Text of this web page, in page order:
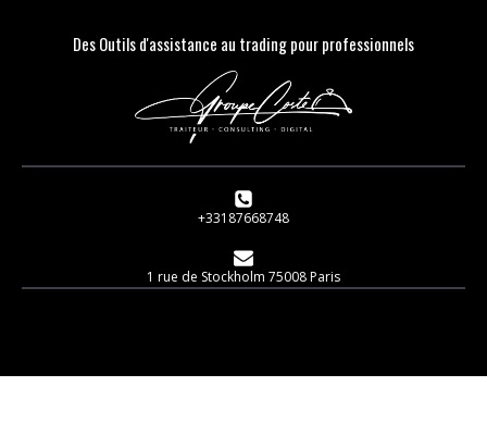
Des Outils d'assistance au trading pour professionnels
+33187668748
1 rue de Stockholm 75008 Paris